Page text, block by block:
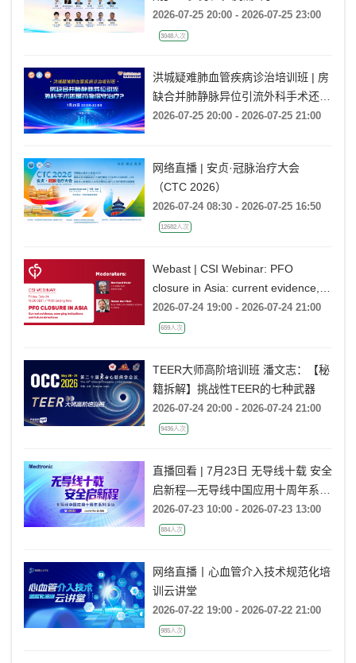
2026-07-25 20:00 - 2026-07-25 23:00
3048人次
洪城疑难肺血管疾病诊治培训班 | 房
缺合并肺静脉异位引流外科手术还是
药物保守治疗?
2026-07-25 20:00 - 2026-07-25 21:00
网络直播 | 安贞·冠脉治疗大会
（CTC 2026）
2026-07-24 08:30 - 2026-07-25 16:50
12682人次
Webast | CSI Webinar: PFO
closure in Asia: current evidence,
emerging indications and future
directions
2026-07-24 19:00 - 2026-07-24 21:00
659人次
TEER大师高阶培训班 潘文志：【秘
籍拆解】挑战性TEER的七种武器
2026-07-24 20:00 - 2026-07-24 21:00
9436人次
直播回看 | 7月23日 无导线十载 安全
启新程—无导线中国应用十周年系列
活动
2026-07-23 10:00 - 2026-07-23 13:00
884人次
网络直播丨心血管介入技术规范化培
训云讲堂
2026-07-22 19:00 - 2026-07-22 21:00
985人次